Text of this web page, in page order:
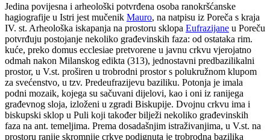
Jedina povijesna i arheološki potvrđena osoba ranokršćanske
hagiografije u Istri jest mučenik Mauro, na natpisu iz Poreča s kraja
IV. st. Arheološka iskapanja na prostoru sklopa Eufrazijane u Poreču
potvrđuju postojanje nekoliko građevinskih faza: od ostataka rim.
kuće, preko domus ecclesiae pretvorene u javnu crkvu vjerojatno
odmah nakon Milanskog edikta (313), jednostavni predbazilikalni
prostor, u V.st. proširen u trobrodni prostor s polukružnom klupom
za svećenstvo, u tzv. Predeufrazijevu baziliku. Potonja je imala
podni mozaik, kojega su sačuvani dijelovi, kao i oni iz ranijega
građevnog sloja, izloženi u zgradi Biskupije. Dvojnu crkvu ima i
biskupski sklop u Puli koji također bilježi nekoliko građevinskih
faza na ant. temeljima. Prema dosadašnjim istraživanjima, u V.st. na
prostoru ranije skromnije crkve podignuta je trobrodna bazilika